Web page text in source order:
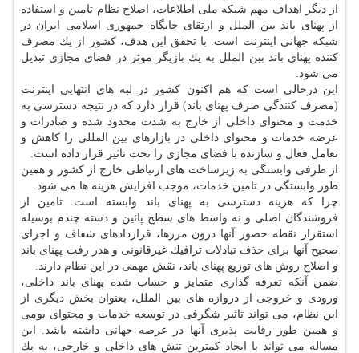
از دیگر اهداف مهم شبكه ملی اطلاعات، اصلاح نظام تامین و استفاده
از پهنای باند بین الملل و ارتقای جایگاه جمهوری اسلامی ایران در
شبكه جهانی اینترنت است. با تحقق این هدف، كشور از یك مصرف
كننده پهنای باند بین الملل به یك بازیگر موثر در فضای مجازی تبدیل
می شود.
این درحالی است كه هم اكنون كشور در لبه های انتهایی اینترنت
(مصرف كنندگی صرف پهنای باند) قرار دارد كه در نتیجه دسترسی به
خدمت و محتوای داخلی از خارج به شدت محدود شده و صادرات و
عرضه خدمات و محتوای داخلی در بازارهای بین المللی را كاهش و
تعامل فعال و سازنده با فضای مجازی را تحت تاثیر قرار داده است.
از طرفی وابستگی به زیرساخت های ارتباطی خارج از كشور و همین
طور وابستگی در تامین خدمات، موجب افزایش هزینه ها می شود.
چرا كه هزینه دسترسی به پهنای باند وابسته است. تامین از
فروشندگان اصلی و نه واسط های سطح پائین و دسته چندم بوسیله
استقرار نقطه حضور آنها درون مرزها، قراردادهای شفاف و اجرای
صحیح آنها برای حذف تبادلات ترافیك غیرقانونی و هدر رفت پهنای باند
و اصلاح روش های توزیع پهنای باند، نقش مهمی در این نظام دارند.
ضمن آنكه تعرفه گذاری متمایز و حساب شده پهنای باند داخلی،
ورودی و خروجی از دروازه های بین الملل، بعنوان بخش دیگری از
این نظام، می تواند تاثیر شگرفی در توسعه خدمات و محتوای بومی
و همین طور رقابت پذیری آنها در عرصه جهانی داشته باشد. این
مساله می تواند با ایجاد كمترین تنش های داخلی و خارجی، به یك